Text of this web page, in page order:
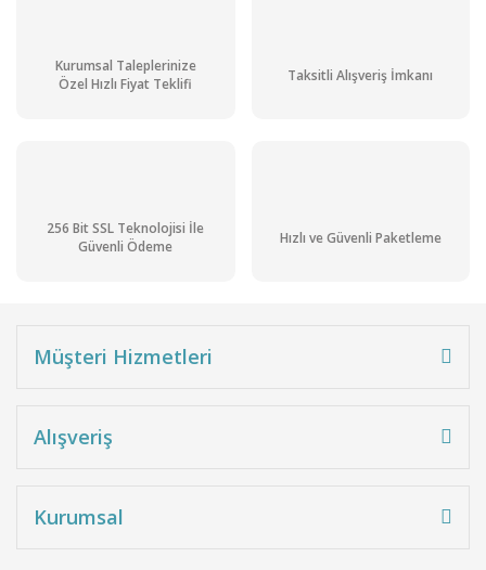
Kurumsal Taleplerinize
Özel Hızlı Fiyat Teklifi
Taksitli Alışveriş İmkanı
256 Bit SSL Teknolojisi İle
Güvenli Ödeme
Hızlı ve Güvenli Paketleme
Müşteri Hizmetleri
Alışveriş
Kurumsal